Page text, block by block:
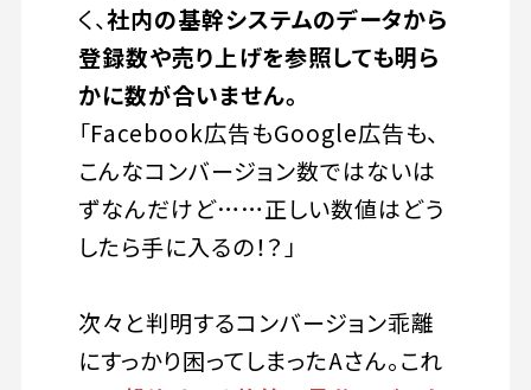
く、社内の基幹システムのデータから
登録数や売り上げを参照しても明ら
かに数が合いません。
「Facebook広告もGoogle広告も、
こんなコンバージョン数ではないは
ずなんだけど……正しい数値はどう
したら手に入るの！？」
次々と判明するコンバージョン乖離
にすっかり困ってしまったAさん。これ